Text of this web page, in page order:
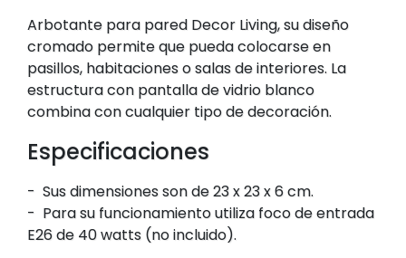
Arbotante para pared Decor Living, su diseño
cromado permite que pueda colocarse en
pasillos, habitaciones o salas de interiores. La
estructura con pantalla de vidrio blanco
combina con cualquier tipo de decoración.
Especificaciones
- Sus dimensiones son de 23 x 23 x 6 cm.
- Para su funcionamiento utiliza foco de entrada
E26 de 40 watts (no incluido).